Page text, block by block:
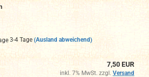
3-4 Tage (Ausland abweichend)
7,50 EUR
inkl. 7% MwSt. zzgl. Versand